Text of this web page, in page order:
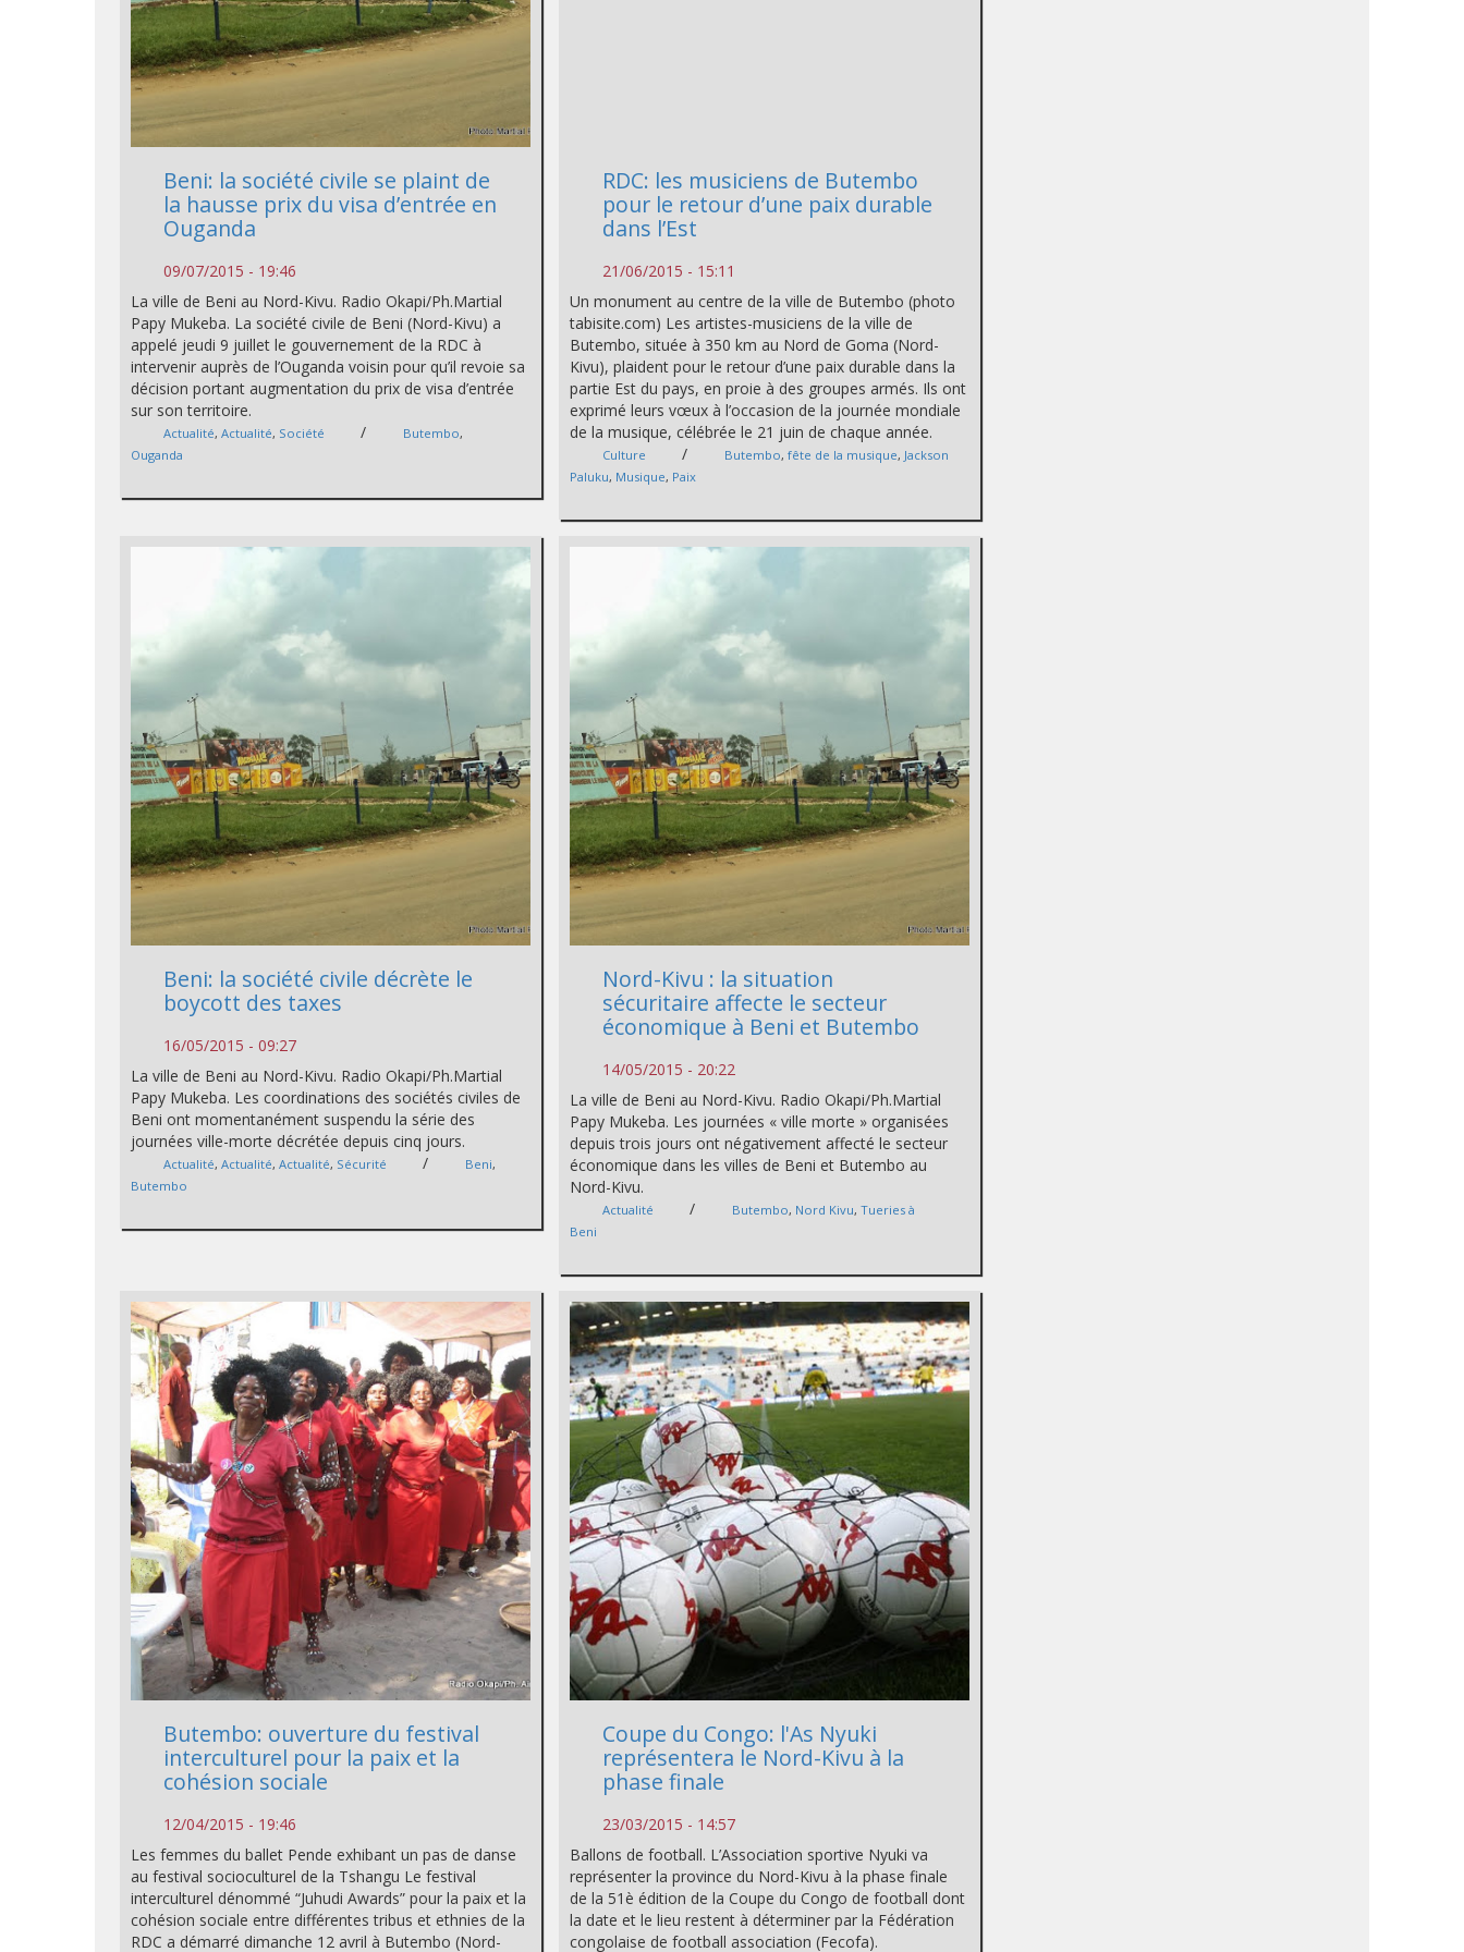
Beni: la société civile se plaint de
la hausse prix du visa d’entrée en
Ouganda
09/07/2015 - 19:46
La ville de Beni au Nord-Kivu. Radio Okapi/Ph.Martial
Papy Mukeba. La société civile de Beni (Nord-Kivu) a
appelé jeudi 9 juillet le gouvernement de la RDC à
intervenir auprès de l’Ouganda voisin pour qu’il revoie sa
décision portant augmentation du prix de visa d’entrée
sur son territoire.
Actualité,Actualité, Société / Butembo,
Ouganda
RDC: les musiciens de Butembo
pour le retour d’une paix durable
dans l’Est
21/06/2015 - 15:11
Un monument au centre de la ville de Butembo (photo
tabisite.com) Les artistes-musiciens de la ville de
Butembo, située à 350 km au Nord de Goma (Nord-
Kivu), plaident pour le retour d’une paix durable dans la
partie Est du pays, en proie à des groupes armés. Ils ont
exprimé leurs vœux à l’occasion de la journée mondiale
de la musique, célébrée le 21 juin de chaque année.
Culture / Butembo,fête de la musique, Jackson
Paluku, Musique, Paix
Beni: la société civile décrète le
boycott des taxes
16/05/2015 - 09:27
La ville de Beni au Nord-Kivu. Radio Okapi/Ph.Martial
Papy Mukeba. Les coordinations des sociétés civiles de
Beni ont momentanément suspendu la série des
journées ville-morte décrétée depuis cinq jours.
Actualité,Actualité,Actualité, Sécurité / Beni,
Butembo
Nord-Kivu : la situation
sécuritaire affecte le secteur
économique à Beni et Butembo
14/05/2015 - 20:22
La ville de Beni au Nord-Kivu. Radio Okapi/Ph.Martial
Papy Mukeba. Les journées « ville morte » organisées
depuis trois jours ont négativement affecté le secteur
économique dans les villes de Beni et Butembo au
Nord-Kivu.
Actualité / Butembo, Nord Kivu,Tueries à
Beni
Butembo: ouverture du festival
interculturel pour la paix et la
cohésion sociale
12/04/2015 - 19:46
Les femmes du ballet Pende exhibant un pas de danse
au festival socioculturel de la Tshangu Le festival
interculturel dénommé “Juhudi Awards” pour la paix et la
cohésion sociale entre différentes tribus et ethnies de la
RDC a démarré dimanche 12 avril à Butembo (Nord-
Coupe du Congo: l'As Nyuki
représentera le Nord-Kivu à la
phase finale
23/03/2015 - 14:57
Ballons de football. L’Association sportive Nyuki va
représenter la province du Nord-Kivu à la phase finale
de la 51è édition de la Coupe du Congo de football dont
la date et le lieu restent à déterminer par la Fédération
congolaise de football association (Fecofa).